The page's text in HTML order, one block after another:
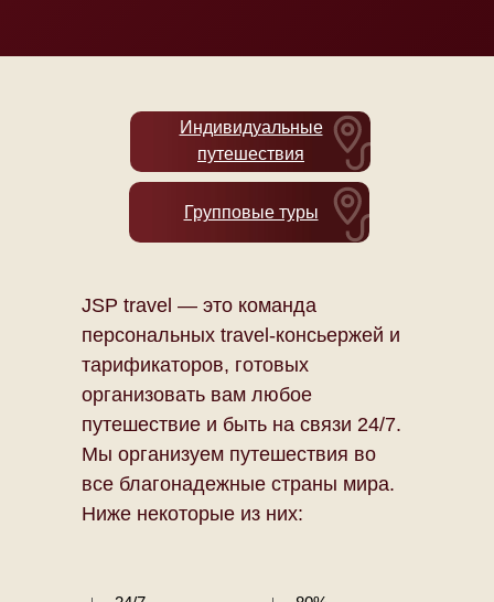
JSP travel — это команда
персональных travel-консьержей и
тарификаторов, готовых
организовать вам любое
путешествие и быть на связи 24/7.
Мы организуем путешествия во
все благонадежные страны мира.
Ниже некоторые из них:
Индивидуальные
путешествия
Групповые туры